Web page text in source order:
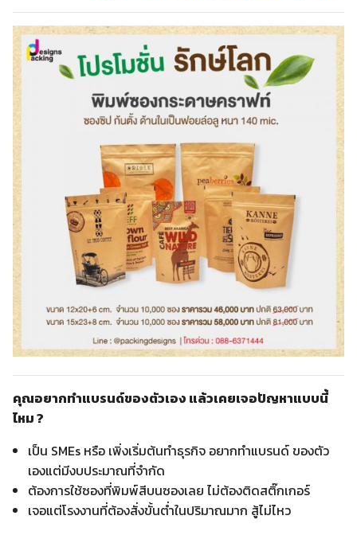
คุณอยากทำแบรนด์ของตัวเอง แล้วเคยเจอปัญหาแบบนี้
ไหม ?
เป็น SMEs หรือ เพิ่งเริ่มต้นทำธุรกิจ อยากทำแบรนด์ ของตัว
เองแต่มีงบประมาณที่จำกัด
ต้องการใช้ซองที่พิมพ์สีบนซองเลย ไม่ต้องติดสติ๊กเกอร์
เจอแต่โรงงานที่ต้องสั่งขั้นต่ำในปริมาณมาก สู้ไม่ไหว